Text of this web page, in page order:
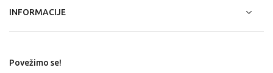
INFORMACIJE
Povežimo se!